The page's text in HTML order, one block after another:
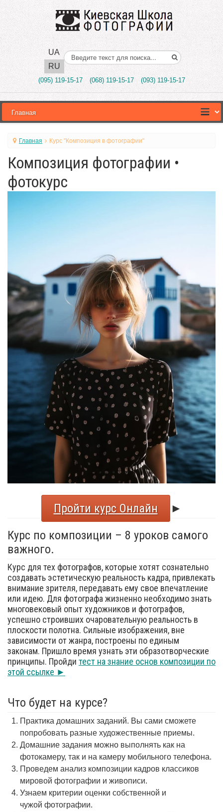
UA
RU
Поиск..
(095) 119-15-17 (068) 119-15-17 (093) 119-15-17
Главная Курс "Композиция в фотографии"
Композиция фотографии •
фотокурс
Пройти курс Онлайн
►
Курс по композиции – 8 уроков самого
важного.
Курс для тех фотографов, которые хотят сознательно
создавать эстетическую реальность кадра, привлекать
внимание зрителя, передавать ему свое впечатление
или идею. Для фотографа жизненно необходимо знать
многовековый опыт художников и фотографов,
успешно строивших очаровательную реальность в
плоскости полотна. Сильные изображения, вне
зависимости от жанра, построены по единым
законам. Пришло время узнать эти образотворческие
принципы. Пройди тест на знание основ композиции по
этой ссылке ►
Что будет на курсе?
Практика домашних заданий. Вы сами сможете
попробовать разные художественные приемы.
Домашние задания можно выполнять как на
фотокамеру, так и на камеру мобильного телефона.
Проведем анализ композиции кадров классиков
мировой фотографии и живописи.
Узнаем критерии оценки собственной и
чужой фотографии.